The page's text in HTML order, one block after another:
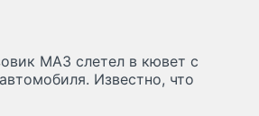
МАЗ слетел в кювет с
Известно, что